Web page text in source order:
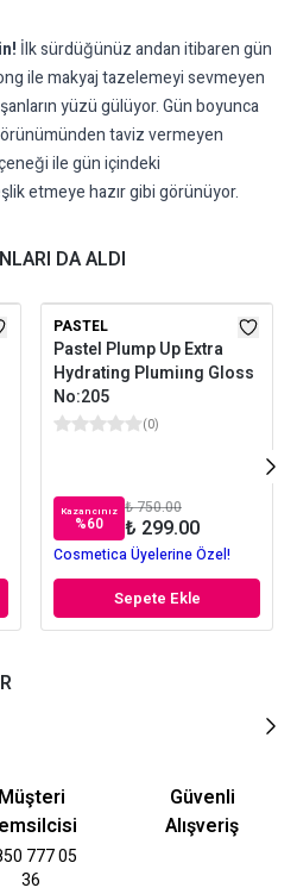
İlk sürdüğünüz andan itibaren gün
ile makyaj tazelemeyi sevmeyen
yüzü gülüyor. Gün boyunca
taviz vermeyen
ile gün içindeki
etmeye hazır gibi görünüyor.
DA ALDI
PASTEL
Pastel Plump Up Extra
Hydrating Plumiıng Gloss
No:205
(0)
Kazancınız
%60
₺ 750.00
₺ 299.00
Cosmetica Üyelerine Özel!
Sepete Ekle
Müşteri
777 05
36
Güvenli
Alışveriş